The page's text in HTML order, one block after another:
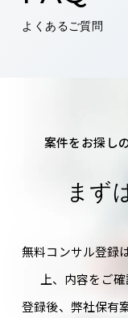
よくあるご質問
案件をお探し
まず
無料コンサル登録
上、内容をご
登録後、弊社保有